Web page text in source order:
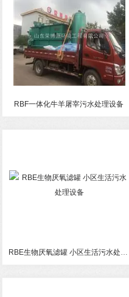
RBF一体化牛羊屠宰污水处理设备
RBE生物厌氧滤罐 小区生活污水处理设备